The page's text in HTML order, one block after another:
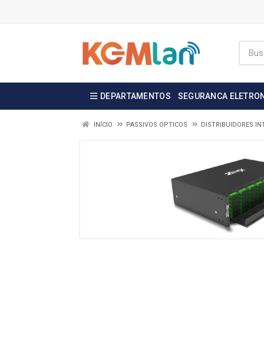
DEPARTAMENTOS SEGURANCA
INÍCIO PASSIVOS OPTICOS DISTRIBUIDORES